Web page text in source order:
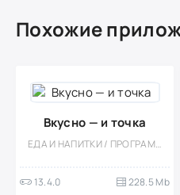
Похожие
Вкусно — и точка
ЕДА И НАПИТКИ / ПРОГРАММЫ
13.4.0 228.5 Mb